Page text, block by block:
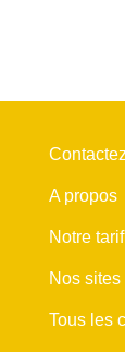
A propos
Notre tarif
Nos
Tous les